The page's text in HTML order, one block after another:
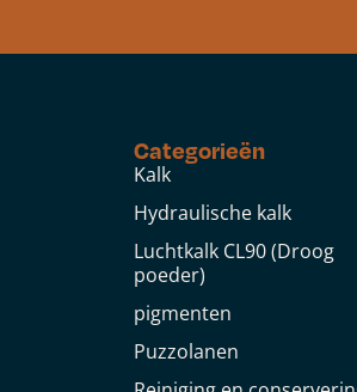
Categorieën
Kalk
Hydraulische kalk
Luchtkalk CL90 (Droog
poeder)
pigmenten
Puzzolanen